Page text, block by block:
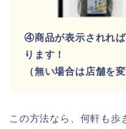
④商品が表示されれ
ります！
（無い場合は店舗を
この方法なら、何軒も歩